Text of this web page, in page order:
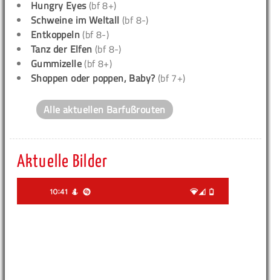
Hungry Eyes(bf 8+)
Schweine im Weltall (bf 8-)
Entkoppeln (bf 8-)
Tanz der Elfen (bf 8-)
Gummizelle (bf 8+)
Shoppen oder poppen, Baby? (bf 7+)
Alle aktuellen Barfußrouten
Aktuelle Bilder